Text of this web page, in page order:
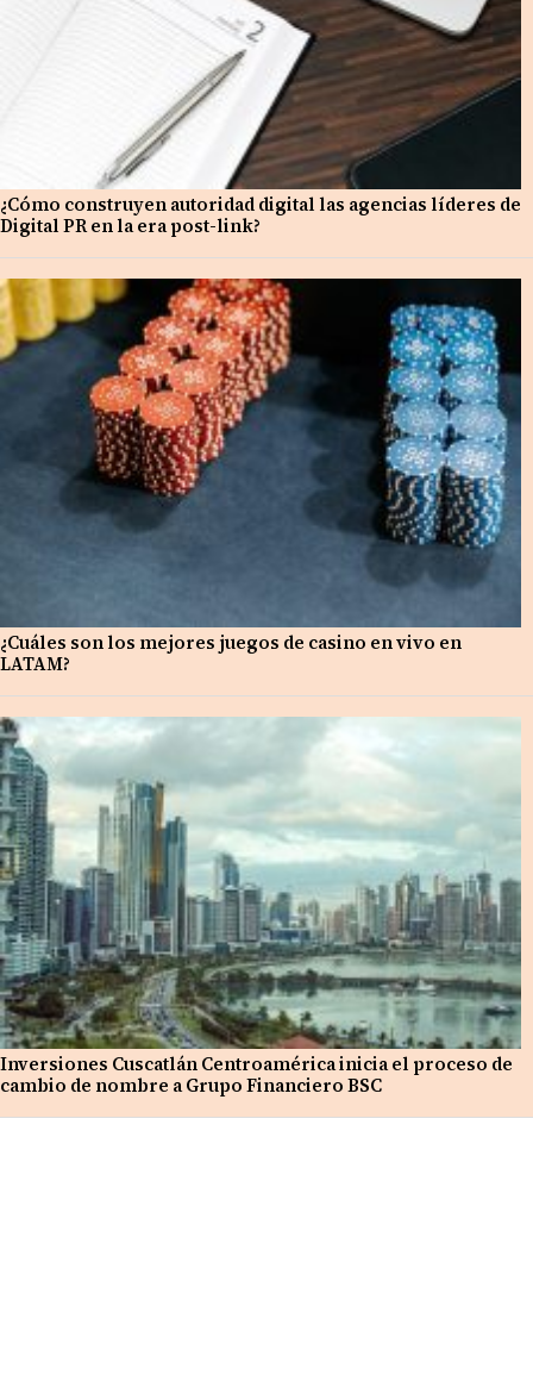
¿Cómo construyen autoridad digital las agencias líderes de
Digital PR en la era post-link?
¿Cuáles son los mejores juegos de casino en vivo en
LATAM?
Inversiones Cuscatlán Centroamérica inicia el proceso de
cambio de nombre a Grupo Financiero BSC